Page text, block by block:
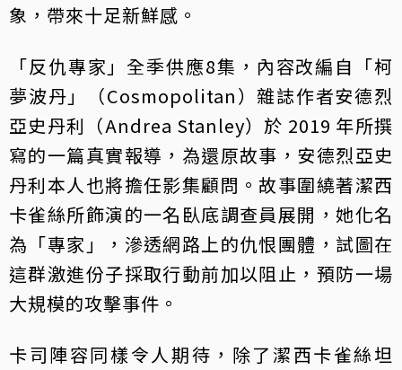
象，帶來十足新鮮感。
「反仇專家」全季供應8集，內容改編自「柯
夢波丹」（Cosmopolitan）雜誌作者安德烈
亞史丹利（Andrea Stanley）於 2019 年所撰
寫的一篇真實報導，為還原故事，安德烈亞史
丹利本人也將擔任影集顧問。故事圍繞著潔西
卡雀絲所飾演的一名臥底調查員展開，她化名
為「專家」，滲透網路上的仇恨團體，試圖在
這群激進份子採取行動前加以阻止，預防一場
大規模的攻擊事件。
卡司陣容同樣令人期待，除了潔西卡雀絲坦